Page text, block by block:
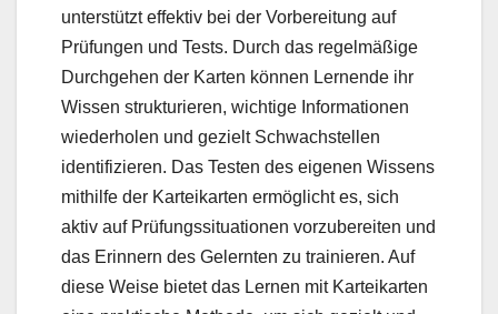
unterstützt effektiv bei der Vorbereitung auf
Prüfungen und Tests. Durch das regelmäßige
Durchgehen der Karten können Lernende ihr
Wissen strukturieren, wichtige Informationen
wiederholen und gezielt Schwachstellen
identifizieren. Das Testen des eigenen Wissens
mithilfe der Karteikarten ermöglicht es, sich
aktiv auf Prüfungssituationen vorzubereiten und
das Erinnern des Gelernten zu trainieren. Auf
diese Weise bietet das Lernen mit Karteikarten